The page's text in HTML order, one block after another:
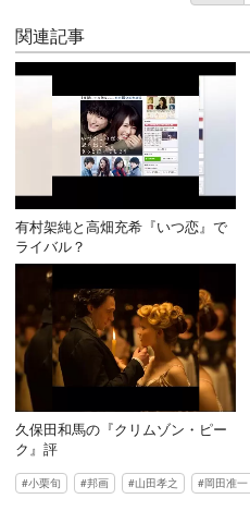
関連記事
有村架純と高畑充希『いつ恋』で
ライバル？
久保田和馬の『クリムゾン・ピー
ク』評
小栗旬 邦画 山田孝之 岡田准一